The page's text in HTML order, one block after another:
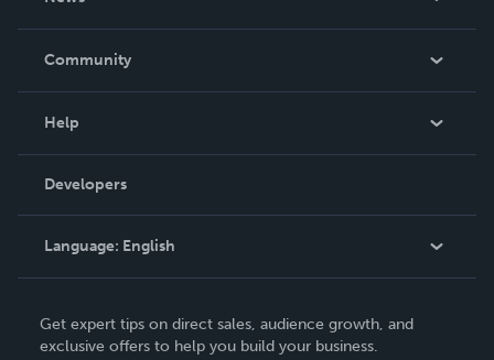
In The News
Community
Podcast
Help
Order Lookup
Knowledge Base
Contact Support
Developers
Language: English
Deutsch
Get expert tips on direct sales, audience growth, and
exclusive offers to help you build your business.